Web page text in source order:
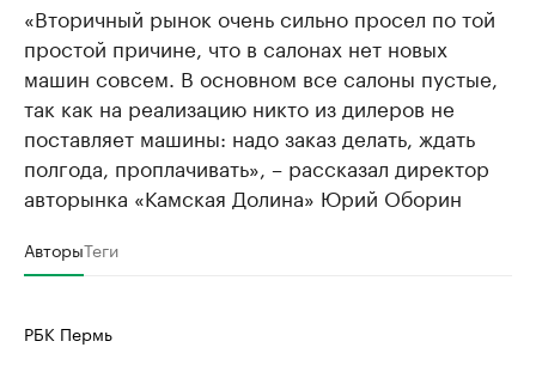
«Вторичный рынок очень сильно просел по той
простой причине, что в салонах нет новых
машин совсем. В основном все салоны пустые,
так как на реализацию никто из дилеров не
поставляет машины: надо заказ делать, ждать
полгода, проплачивать», – рассказал директор
авторынка «Камская Долина» Юрий Оборин
АвторыТеги
РБК Пермь